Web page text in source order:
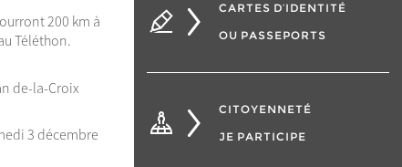
200 km à
Téléthon.
de-la-Croix
3 décembre
CARTES D’IDENTITÉ
OU PASSEPORTS
CITOYENNETÉ
JE PARTICIPE